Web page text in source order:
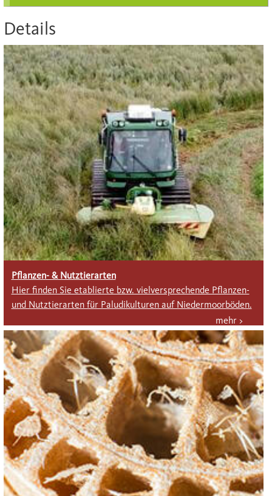
Details
Pflanzen- & Nutztierarten
Hier finden Sie etablierte bzw. vielversprechende Pflanzen-
und Nutztierarten für Paludikulturen auf Niedermoorböden.